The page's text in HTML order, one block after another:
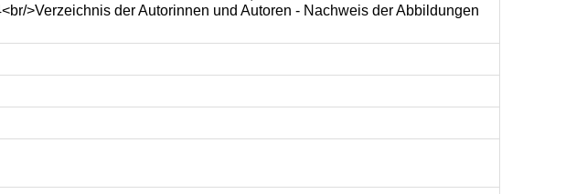
>Verzeichnis der Autorinnen und Autoren - Nachweis der Abbildungen